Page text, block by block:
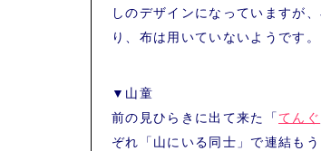
しのデザインになっていますが
り、布は用いていないようです。
▼山童
前の見ひらきに出て来た「 てんぐ
ぞれ「山にいる同士」で連結も